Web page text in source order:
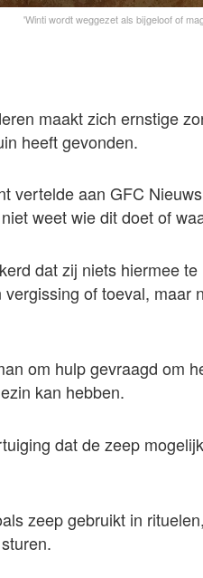
'Winti wordt weggezet als bijgeloof of
maakt zich ernstige
heeft gevonden.
vertelde aan GFC
weet wie dit doet of
dat zij niets hiermee
of toeval, maar
om hulp gevraagd om
kan hebben.
dat de zeep
zeep gebruikt in